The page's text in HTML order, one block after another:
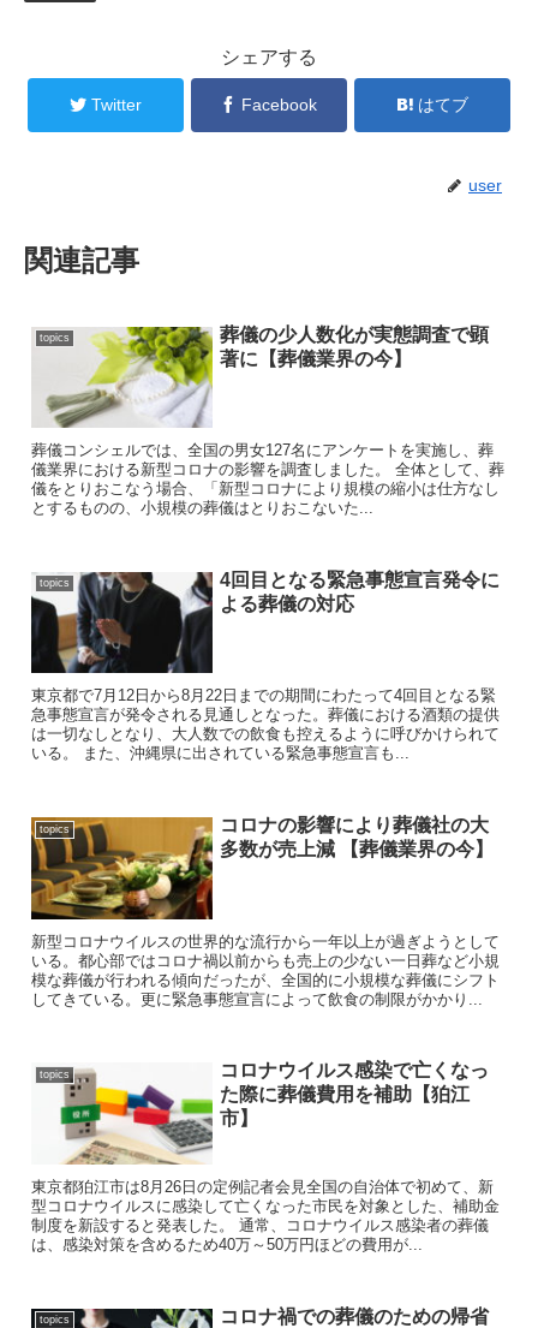
シェアする
Twitter Facebook はてブ
user
関連記事
topics
葬儀の少人数化が実態調査で顕
著に【葬儀業界の今】
葬儀コンシェルでは、全国の男女127名にアンケートを実施し、葬
儀業界における新型コロナの影響を調査しました。 全体として、葬
儀をとりおこなう場合、「新型コロナにより規模の縮小は仕方なし
とするものの、小規模の葬儀はとりおこないた...
topics
4回目となる緊急事態宣言発令に
よる葬儀の対応
東京都で7月12日から8月22日までの期間にわたって4回目となる緊
急事態宣言が発令される見通しとなった。葬儀における酒類の提供
は一切なしとなり、大人数での飲食も控えるように呼びかけられて
いる。 また、沖縄県に出されている緊急事態宣言も...
topics
コロナの影響により葬儀社の大
多数が売上減 【葬儀業界の今】
新型コロナウイルスの世界的な流行から一年以上が過ぎようとして
いる。都心部ではコロナ禍以前からも売上の少ない一日葬など小規
模な葬儀が行われる傾向だったが、全国的に小規模な葬儀にシフト
してきている。更に緊急事態宣言によって飲食の制限がかかり...
topics
コロナウイルス感染で亡くなっ
た際に葬儀費用を補助【狛江
市】
東京都狛江市は8月26日の定例記者会見全国の自治体で初めて、新
型コロナウイルスに感染して亡くなった市民を対象とした、補助金
制度を新設すると発表した。 通常、コロナウイルス感染者の葬儀
は、感染対策を含めるため40万～50万円ほどの費用が...
topics
コロナ禍での葬儀のための帰省